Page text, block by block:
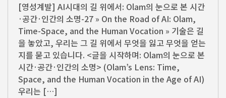
[영성계발] AI시대의 길 위에서: Olam의 눈으로 본 시간
·공간·인간의 소명-27 » On the Road of AI: Olam,
Time-Space, and the Human Vocation » 기술은 길
을 놓았고, 우리는 그 길 위에서 무엇을 잃고 무엇을 얻는
지를 묻고 있습니다. <글을 시작하며: Olam의 눈으로 본
시간·공간·인간의 소명> (Olam’s Lens: Time,
Space, and the Human Vocation in the Age of AI)
우리는 […]